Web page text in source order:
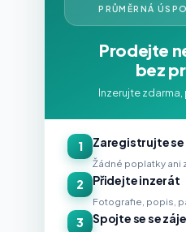
PRŮMĚRNÁ
Prodejte
bez
Inzerujte
1 Zaregistrujte
Žádné poplatky ani
2 Přidejte inzerát
Fotografie, popis,
3 Spojte se se